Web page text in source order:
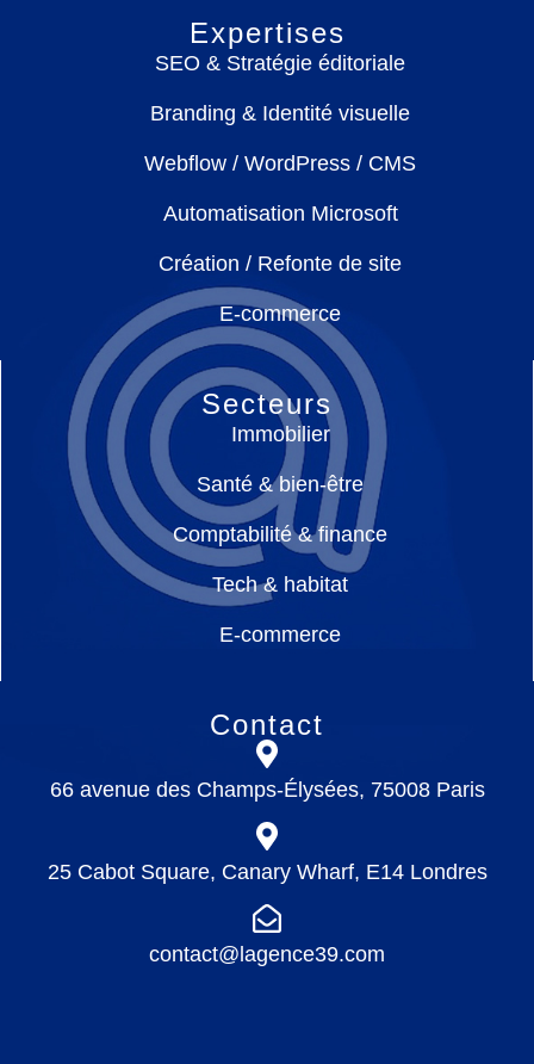
Expertises
SEO & Stratégie éditoriale
Branding & Identité visuelle
Webflow / WordPress / CMS
Automatisation Microsoft
Création / Refonte de site
E-commerce
Secteurs
Immobilier
Santé & bien-être
Comptabilité & finance
Tech & habitat
E-commerce
Contact
66 avenue des Champs-Élysées, 75008 Paris
25 Cabot Square, Canary Wharf, E14 Londres
contact@lagence39.com